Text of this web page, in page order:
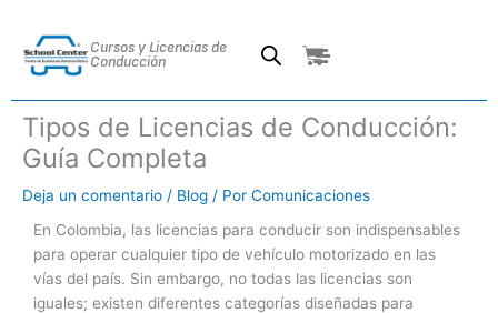
contenido
Cursos y Licencias de
Conducción
Cart
Tipos de Licencias de Conducción:
Guía Completa
Deja un comentario / Blog / Por Comunicaciones
En Colombia, las licencias para conducir son indispensables
para operar cualquier tipo de vehículo motorizado en las
vías del país. Sin embargo, no todas las licencias son
iguales; existen diferentes categorías diseñadas para